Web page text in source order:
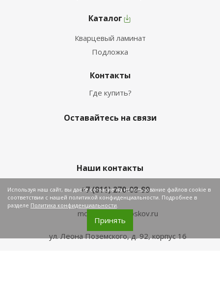
Каталог
Кварцевый ламинат
Подложка
Контакты
Где купить?
Оставайтесь на связи
Наши контакты
+7 (811) 270-08-99
mozaika@plitkapskov.ru
ул. Леона Поземского, д. 92, корпус 16
Используя наш сайт, вы даете согласие на использование файлов cookie в
соответствии с нашей политикой конфиденциальности. Подробнее в
разделе Политика конфиденциальности.
Принять